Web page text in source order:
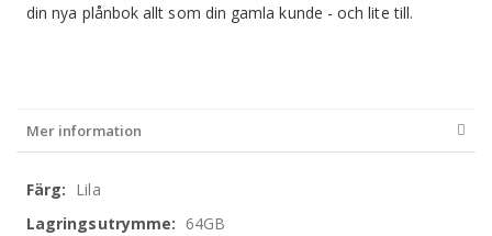
din nya plånbok allt som din gamla kunde - och lite till.
Mer information
Mer
information
Lila
64GB